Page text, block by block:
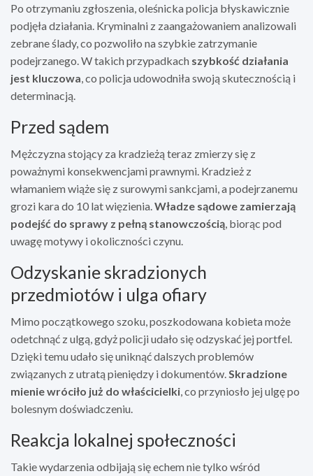
Po otrzymaniu zgłoszenia, oleśnicka policja błyskawicznie
podjęła działania. Kryminalni z zaangażowaniem analizowali
zebrane ślady, co pozwoliło na szybkie zatrzymanie
podejrzanego. W takich przypadkach szybkość działania
jest kluczowa, co policja udowodniła swoją skutecznością i
determinacją.
Przed sądem
Mężczyzna stojący za kradzieżą teraz zmierzy się z
poważnymi konsekwencjami prawnymi. Kradzież z
włamaniem wiąże się z surowymi sankcjami, a podejrzanemu
grozi kara do 10 lat więzienia.Władze sądowe zamierzają
podejść do sprawy z pełną stanowczością, biorąc pod
uwagę motywy i okoliczności czynu.
Odzyskanie skradzionych
przedmiotów i ulga ofiary
Mimo początkowego szoku, poszkodowana kobieta może
odetchnąć z ulgą, gdyż policji udało się odzyskać jej portfel.
Dzięki temu udało się uniknąć dalszych problemów
związanych z utratą pieniędzy i dokumentów.Skradzione
mienie wróciło już do właścicielki, co przyniosło jej ulgę po
bolesnym doświadczeniu.
Reakcja lokalnej społeczności
Takie wydarzenia odbijają się echem nie tylko wśród